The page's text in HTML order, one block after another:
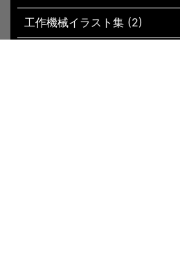
工作機械イラスト集 (2)